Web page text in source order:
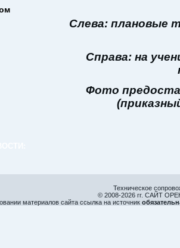
Слева: плановые
Справа: на
Фото
Техническое
© 2008-2026 гг. САЙТ
материалов сайта ссылка на источник